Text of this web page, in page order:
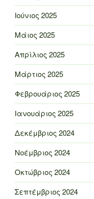
Ιούνιος 2025
Μάιος 2025
Απρίλιος 2025
Μάρτιος 2025
Φεβρουάριος 2025
Ιανουάριος 2025
Δεκέμβριος 2024
Νοέμβριος 2024
Οκτώβριος 2024
Σεπτέμβριος 2024